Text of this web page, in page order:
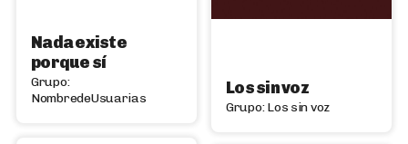
Nada existe
porque sí
Grupo:
NombredeUsuarias
Los sin voz
Grupo: Los sin voz